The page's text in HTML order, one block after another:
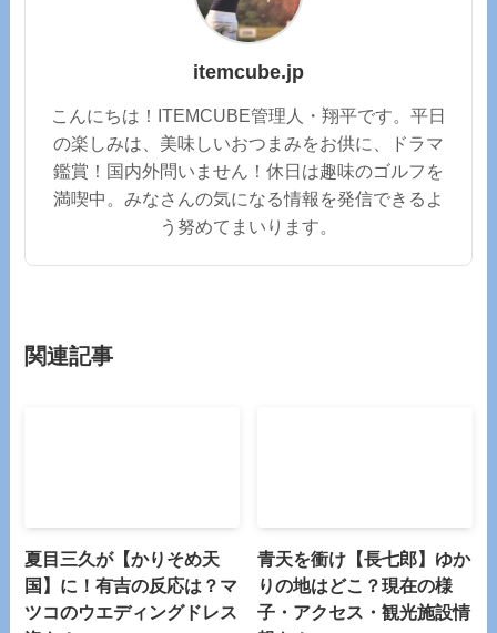
itemcube.jp
こんにちは！ITEMCUBE管理人・翔平です。平日
の楽しみは、美味しいおつまみをお供に、ドラマ
鑑賞！国内外問いません！休日は趣味のゴルフを
満喫中。みなさんの気になる情報を発信できるよ
う努めてまいります。
関連記事
夏目三久が【かりそめ天
国】に！有吉の反応は？マ
ツコのウエディングドレス
青天を衝け【長七郎】ゆか
りの地はどこ？現在の様
子・アクセス・観光施設情